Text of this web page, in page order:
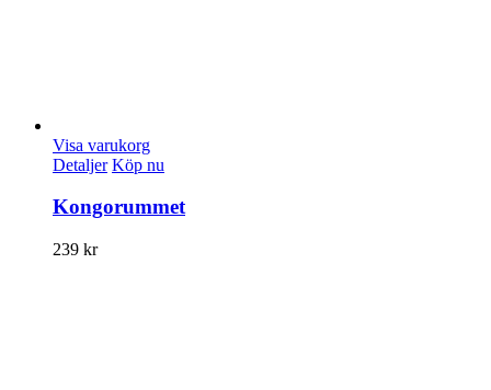
Visa varukorg
Detaljer Köp nu
Kongorummet
239 kr